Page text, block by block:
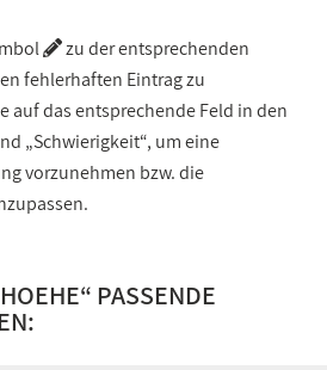
zu der entsprechenden
fehlerhaften Eintrag zu
auf das entsprechende Feld in den
„Schwierigkeit“, um eine
vorzunehmen bzw. die
PASSENDE